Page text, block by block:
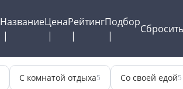
НазваниеЦенаРейтингПодбор
Сбросить
С комнатой отдыха5 Со своей едой5